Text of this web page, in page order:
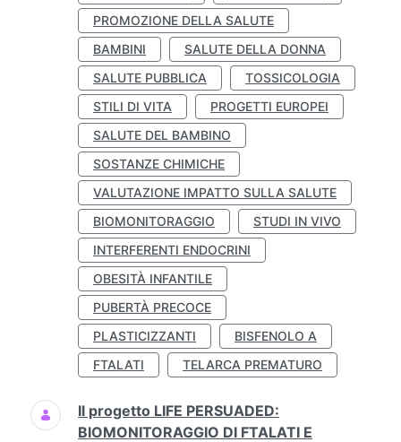
PROMOZIONE DELLA SALUTE
BAMBINI
SALUTE DELLA DONNA
SALUTE PUBBLICA
TOSSICOLOGIA
STILI DI VITA
PROGETTI EUROPEI
SALUTE DEL BAMBINO
SOSTANZE CHIMICHE
VALUTAZIONE IMPATTO SULLA SALUTE
BIOMONITORAGGIO
STUDI IN VIVO
INTERFERENTI ENDOCRINI
OBESITÀ INFANTILE
PUBERTÀ PRECOCE
PLASTICIZZANTI
BISFENOLO A
FTALATI
TELARCA PREMATURO
Il progetto LIFE PERSUADED:
BIOMONITORAGGIO DI FTALATI E